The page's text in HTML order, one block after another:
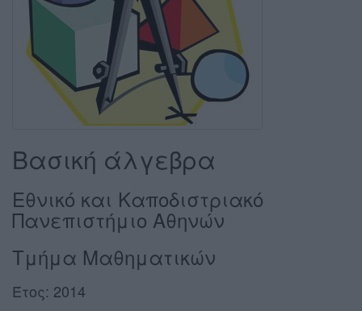
Βασική άλγεβρα
Εθνικό και Καποδιστριακό
Πανεπιστήμιο Αθηνών
Τμήμα Μαθηματικών
Έτος: 2014